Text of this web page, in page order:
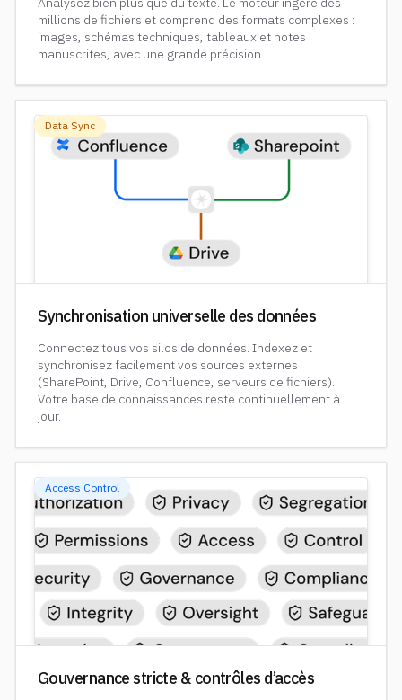
millions de fichiers et comprend des formats complexes :
images, schémas techniques, tableaux et notes
manuscrites, avec une grande précision.
Data Sync
Synchronisation universelle des données
Connectez tous vos silos de données. Indexez et
synchronisez facilement vos sources externes
(SharePoint, Drive, Confluence, serveurs de fichiers).
Votre base de connaissances reste continuellement à
jour.
Access Control
Gouvernance stricte & contrôles d’accès